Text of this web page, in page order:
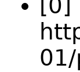
[0]